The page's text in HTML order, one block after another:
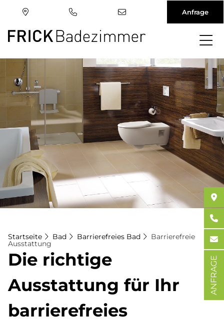
Inhalt
Anfrage
Startseite Bad Barrierefreies Bad Barrierefreie
Ausstattung
Die rich­ti­ge
Aus­stat­tung für Ihr
bar­rie­re­frei­es
ANFRAGE